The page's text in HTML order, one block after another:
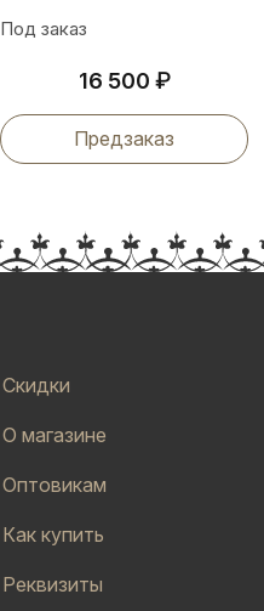
Под заказ
16 500 ₽
Предзаказ
Скидки
О магазине
Оптовикам
Как купить
Реквизиты